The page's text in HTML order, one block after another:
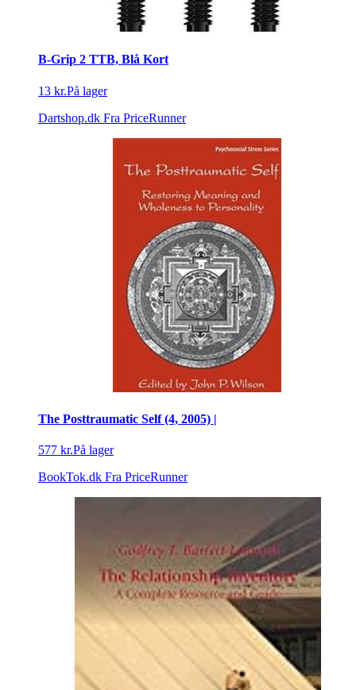
B-Grip 2 TTB, Blå Kort
13 kr.På lager
Dartshop.dk Fra PriceRunner
The Posttraumatic Self (4, 2005) |
577 kr.På lager
BookTok.dk Fra PriceRunner